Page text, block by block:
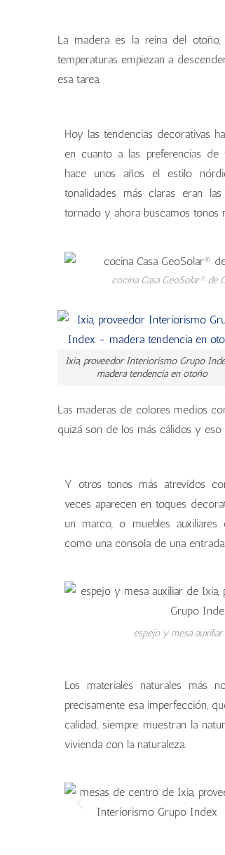
La madera es la reina del
temperaturas empiezan a
esa tarea.
Hoy las tendencias decorativas
en cuanto a las preferencias
hace unos años el estilo
tonalidades más claras eran
tornado y ahora buscamos tonos
cocina Casa GeoSolar® de
Ixia, proveedor Interiorismo Grupo
madera tendencia en otoño
Las maderas de colores medios
quizá son de los más cálidos y
Y otros tonos más atrevidos
veces aparecen en toques
un marco, o muebles
como una consola de una entrada.
espejo y mesa auxiliar
Los materiales naturales más
precisamente esa imperfección,
calidad, siempre muestran la
vivienda con la naturaleza.